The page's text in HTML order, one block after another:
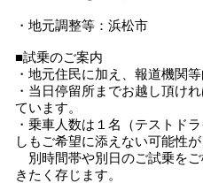
・地元調整等：浜松市
■試乗のご案内
・地元住民に加え、報道機関
・当日停留所までお越し頂け
ています。
・乗車人数は１名（テストド
しもご希望に添えない可能性が
別時間帯や別日のご試乗を
きたく存じます。